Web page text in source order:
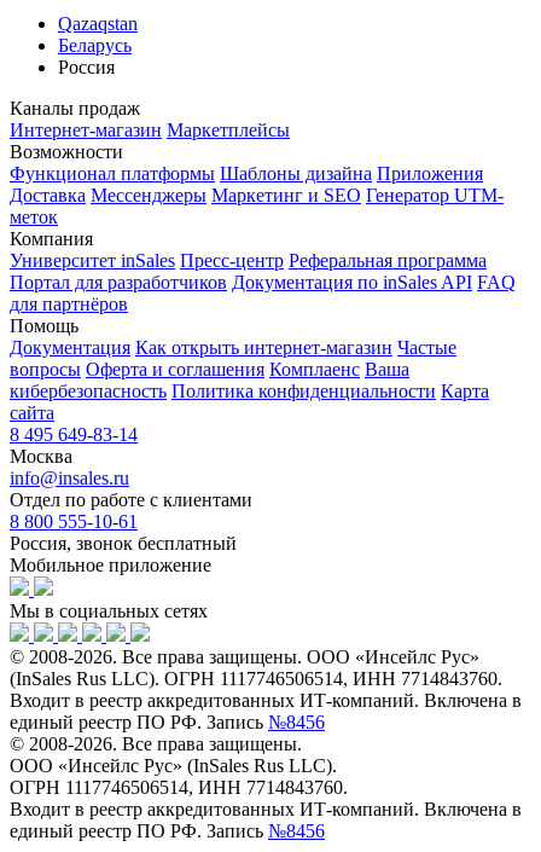
Qazaqstan
Беларусь
Россия
Каналы продаж
Интернет-магазин Маркетплейсы
Возможности
Функционал платформы Шаблоны дизайна Приложения
Доставка Мессенджеры Маркетинг и SEO Генератор UTM-
меток
Компания
Университет inSales Пресс-центр Реферальная программа
Портал для разработчиков Документация по inSales API FAQ
для партнёров
Помощь
Документация Как открыть интернет-магазин Частые
вопросы Оферта и соглашения Комплаенс Ваша
кибербезопасность Политика конфиденциальности Карта
сайта
8 495 649-83-14
Москва
info@insales.ru
Отдел по работе с клиентами
8 800 555-10-61
Россия, звонок бесплатный
Мобильное приложение
Мы в социальных сетях
© 2008-2026. Все права защищены. ООО «Инсейлс Рус»
(InSales Rus LLC). ОГРН 1117746506514, ИНН 7714843760.
Входит в реестр аккредитованных ИТ-компаний. Включена в
единый реестр ПО РФ. Запись №8456
© 2008-2026. Все права защищены.
ООО «Инсейлс Рус» (InSales Rus LLC).
ОГРН 1117746506514, ИНН 7714843760.
Входит в реестр аккредитованных ИТ-компаний. Включена в
единый реестр ПО РФ. Запись №8456